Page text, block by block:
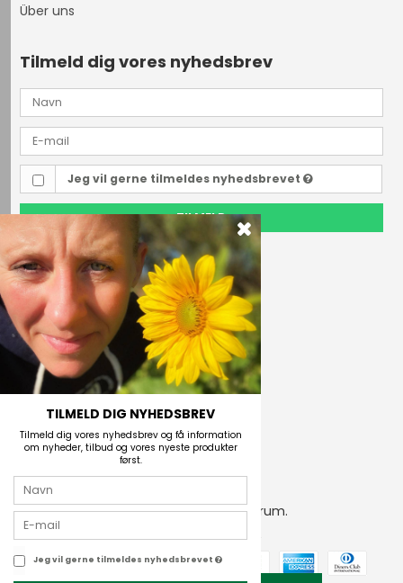
Über uns
Tilmeld dig vores nyhedsbrev
Jeg vil gerne tilmeldes nyhedsbrevet
TILMELD
Outdoor i Centrum
Perlegade 44
6400 Sønderborg, Danmark
Telefonnr.
(+45) 74 43 53 55
E-mail
2026 © Outdoor i Centrum.
TILMELD DIG NYHEDSBREV
Tilmeld dig vores nyhedsbrev og få information
om nyheder, tilbud og vores nyeste produkter
først.
Jeg vil gerne tilmeldes nyhedsbrevet